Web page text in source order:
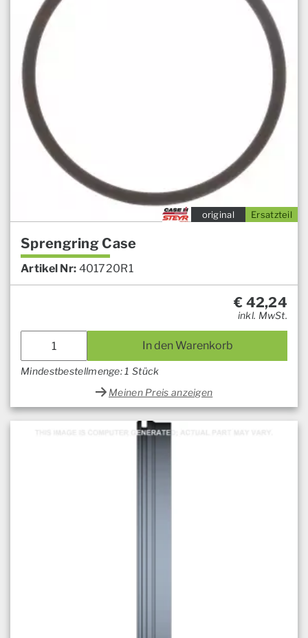
Ersatzteil
original
Sprengring Case
Artikel Nr: 401720R1
€ 42,24
inkl. MwSt.
In den Warenkorb
Mindestbestellmenge: 1 Stück
Meinen Preis anzeigen